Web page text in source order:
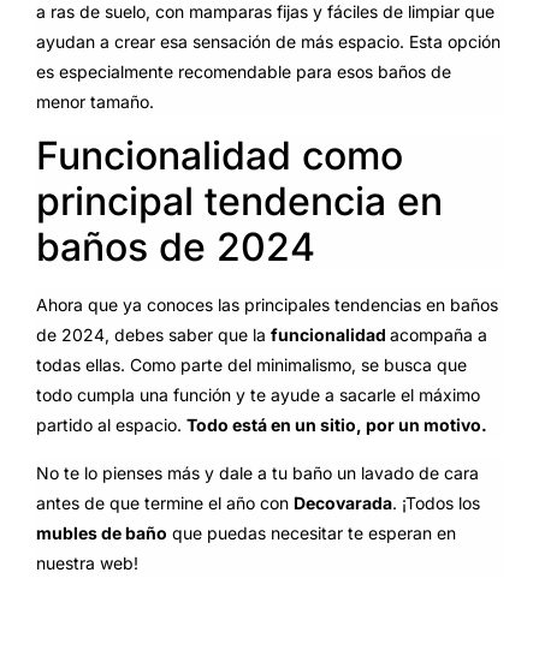
a ras de suelo, con mamparas fijas y fáciles de limpiar que
ayudan a crear esa sensación de más espacio. Esta opción
es especialmente recomendable para esos baños de
menor tamaño.
Funcionalidad como
principal tendencia en
baños de 2024
Ahora que ya conoces las principales tendencias en baños
de 2024, debes saber que lafuncionalidadacompaña a
todas ellas. Como parte del minimalismo, se busca que
todo cumpla una función y te ayude a sacarle el máximo
partido al espacio.Todo está en un sitio, por un motivo.
No te lo pienses más y dale a tu baño un lavado de cara
antes de que termine el año con Decovarada. ¡Todos los
mubles de baño que puedas necesitar te esperan en
nuestra web!